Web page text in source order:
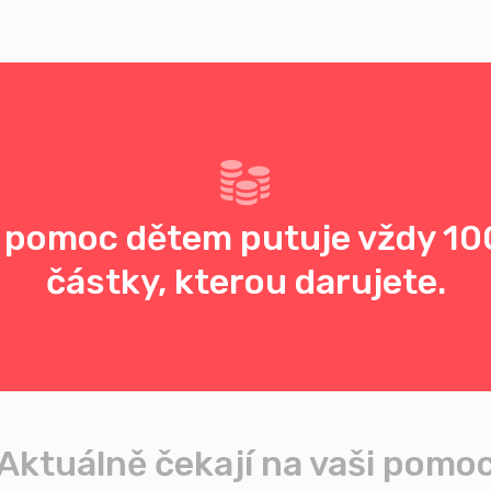
dětem putuje vždy
částky, kterou darujete.
čekají na vaši